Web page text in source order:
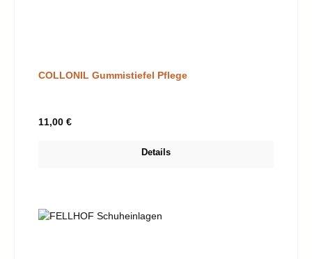
COLLONIL Gummistiefel Pflege
Regulärer Preis:
11,00 €
Details